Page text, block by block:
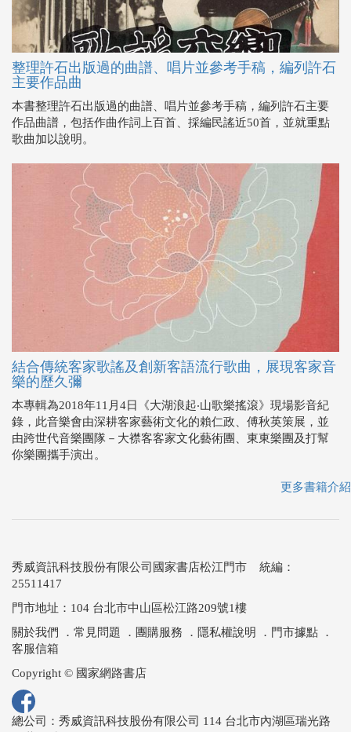
整理許石出版過的曲譜、唱片並參考手稿，編列許石
主要作品曲
本書整理許石出版過的曲譜、唱片並參考手稿，編列許石主要
作品曲譜，包括作曲作詞上百首、採編民謠近50首，並就重點
歌曲加以說明。
結合傳統客家歌謠及創新客語流行歌曲，展現客家音
樂的歷久彌
本專輯為2018年11月4日《大湖浪起‧山歌樂搖滾》現場影音紀
錄，此音樂會由深耕客家藝術文化的賴仁政、傅秋英策展，並
由跨世代音樂團隊－大襟客客家文化藝術團、東東樂團及打幫
你樂團攜手演出。
更多書籍介紹
秀威資訊科技股份有限公司國家書店松江門市 統編：
25511417
門市地址：104 台北市中山區松江路209號1樓
關於我們
． 常見問題 ． 團購服務 ． 隱私權說明 ． 門市據點 ．
客服信箱
Copyright © 國家網路書店
總公司：秀威資訊科技股份有限公司 114 台北市內湖區瑞光路